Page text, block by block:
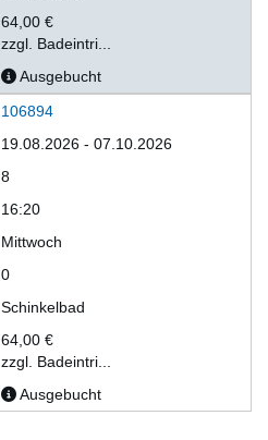
64,00 €
zzgl. Badeintri...
Ausgebucht
106894
19.08.2026 - 07.10.2026
8
16:20
Mittwoch
0
Schinkelbad
64,00 €
zzgl. Badeintri...
Ausgebucht